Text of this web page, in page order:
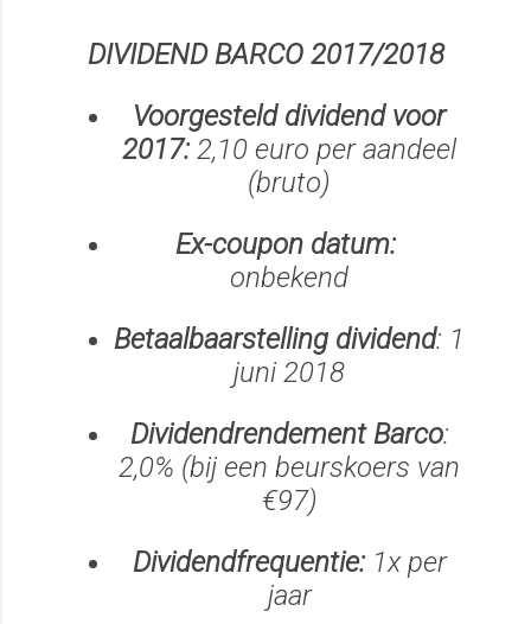
DIVIDEND BARCO 2017/2018
Voorgesteld dividend voor
2017:2,10 euro per aandeel
(bruto)
Ex-coupon datum:
onbekend
Betaalbaarstelling dividend: 1
juni 2018
Dividendrendement Barco:
2,0% (bij een beurskoers van
€97)
Dividendfrequentie:1x per
jaar